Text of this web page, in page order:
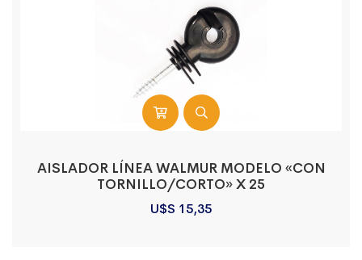
AISLADOR LÍNEA WALMUR MODELO «CON
TORNILLO/CORTO» X 25
U$S 15,35